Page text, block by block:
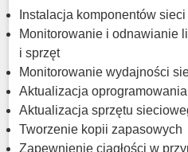
Instalacja komponentów sieci
Monitorowanie i odnawianie
i sprzęt
Monitorowanie wydajności
Aktualizacja
Aktualizacja sprzętu
Tworzenie kopii zapasowych
Zapewnienie ciągłości w